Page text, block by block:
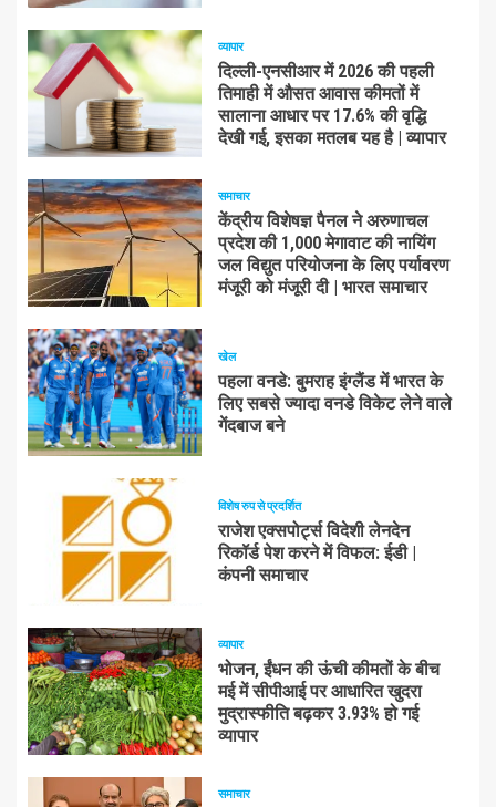
व्यापार
दिल्ली-एनसीआर में 2026 की पहली
तिमाही में औसत आवास कीमतों में
सालाना आधार पर 17.6% की वृद्धि
देखी गई, इसका मतलब यह है | व्यापार
समाचार
केंद्रीय विशेषज्ञ पैनल ने अरुणाचल
प्रदेश की 1,000 मेगावाट की नायिंग
जल विद्युत परियोजना के लिए पर्यावरण
मंजूरी को मंजूरी दी | भारत समाचार
खेल
पहला वनडे: बुमराह इंग्लैंड में भारत के
लिए सबसे ज्यादा वनडे विकेट लेने वाले
गेंदबाज बने
विशेष रुप से प्रदर्शित
राजेश एक्सपोर्ट्स विदेशी लेनदेन
रिकॉर्ड पेश करने में विफल: ईडी |
कंपनी समाचार
व्यापार
भोजन, ईंधन की ऊंची कीमतों के बीच
मई में सीपीआई पर आधारित खुदरा
मुद्रास्फीति बढ़कर 3.93% हो गई
व्यापार
समाचार